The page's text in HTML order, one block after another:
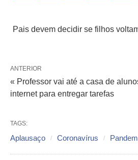
Pais devem decidir se filhos
ANTERIOR
« Professor vai até a casa de
internet para entregar tarefas
TAGS:
Aplausaço Coronavírus